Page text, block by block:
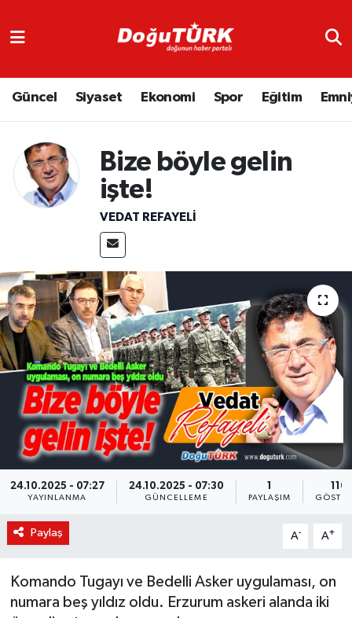
Güncel Siyaset Ekonomi Spor Eğitim
Bize böyle gelin
işte!
VEDAT REFAYELİ
24.10.2025 - 07:27
YAYINLANMA
24.10.2025 - 07:30
GÜNCELLEME
1
PAYLAŞIM
110
Paylaş A- A+
Komando Tugayı ve Bedelli Asker uygulaması, on
numara beş yıldız oldu. Erzurum askeri alanda iki
Asayiş
Bölge
Eğitim
GENEL
Güncel
KÜLTÜR-SANAT
Magazin
Medya
Politika
Sağlık
Siyaset
Trafik Durumu
Süper Lig Puan Durumu ve Fikstür
Tüm Manşetler
Son Dakika Haberleri
Haber Arşivi